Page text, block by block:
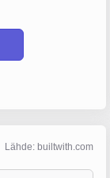
Lähde: builtwith.com